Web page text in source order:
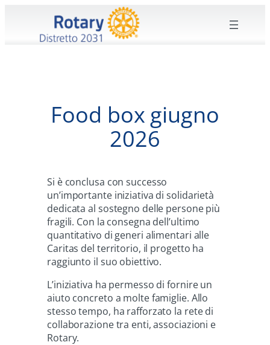
contenuto
Food box giugno
2026
Si è conclusa con successo
un’importante iniziativa di solidarietà
dedicata al sostegno delle persone più
fragili. Con la consegna dell’ultimo
quantitativo di generi alimentari alle
Caritas del territorio, il progetto ha
raggiunto il suo obiettivo.
L’iniziativa ha permesso di fornire un
aiuto concreto a molte famiglie. Allo
stesso tempo, ha rafforzato la rete di
collaborazione tra enti, associazioni e
Rotary.